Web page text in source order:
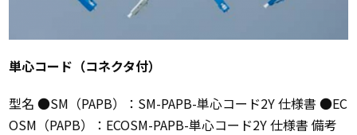
単心コード（コネクタ付）
型名 ●SM（PAPB）：SM-PAPB-単心コード2Y 仕様書 ●EC
OSM（PAPB）：ECOSM-PAPB-単心コード2Y 仕様書 備考